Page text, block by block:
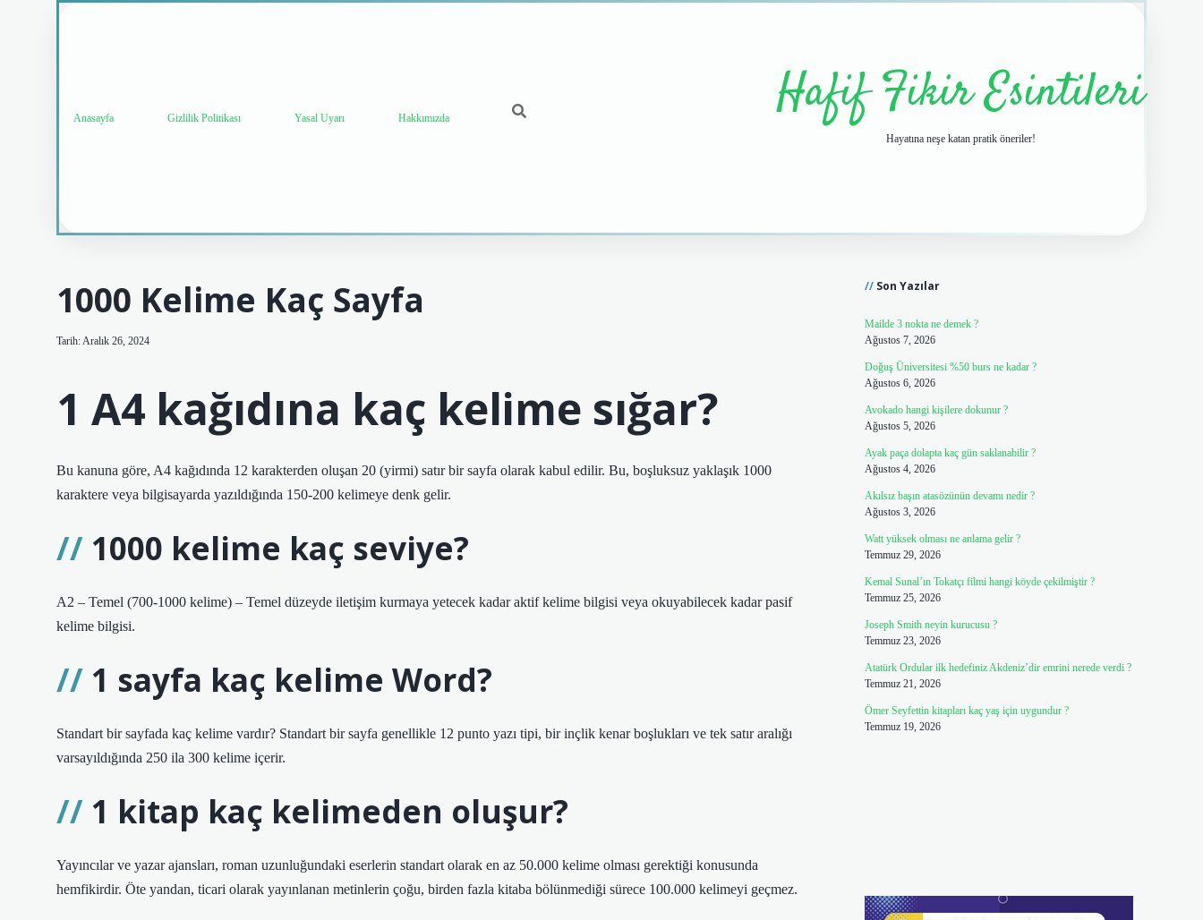
Anasayfa Gizlilik Politikası Yasal Uyarı Hakkımızda Hafif Fikir Esintileri
Hayatına neşe katan pratik öneriler!
1000 Kelime Kaç Sayfa
Tarih: Aralık 26, 2024
1 A4 kağıdına kaç kelime sığar?
Bu kanuna göre, A4 kağıdında 12 karakterden oluşan 20 (yirmi) satır bir sayfa olarak kabul edilir. Bu, boşluksuz yaklaşık 1000
karaktere veya bilgisayarda yazıldığında 150-200 kelimeye denk gelir.
1000 kelime kaç seviye?
A2 – Temel (700-1000 kelime) – Temel düzeyde iletişim kurmaya yetecek kadar aktif kelime bilgisi veya okuyabilecek kadar pasif
kelime bilgisi.
1 sayfa kaç kelime Word?
Standart bir sayfada kaç kelime vardır? Standart bir sayfa genellikle 12 punto yazı tipi, bir inçlik kenar boşlukları ve tek satır aralığı
varsayıldığında 250 ila 300 kelime içerir.
1 kitap kaç kelimeden oluşur?
Yayıncılar ve yazar ajansları, roman uzunluğundaki eserlerin standart olarak en az 50.000 kelime olması gerektiği konusunda
hemfikirdir. Öte yandan, ticari olarak yayınlanan metinlerin çoğu, birden fazla kitaba bölünmediği sürece 100.000 kelimeyi geçmez.
Son Yazılar
Mailde 3 nokta ne demek ?
Ağustos 7, 2026
Doğuş Üniversitesi %50 burs ne kadar ?
Ağustos 6, 2026
Avokado hangi kişilere dokunur ?
Ağustos 5, 2026
Ayak paça dolapta kaç gün saklanabilir ?
Ağustos 4, 2026
Akılsız başın atasözünün devamı nedir ?
Ağustos 3, 2026
Watt yüksek olması ne anlama gelir ?
Temmuz 29, 2026
Kemal Sunal’ın Tokatçı filmi hangi köyde çekilmiştir ?
Temmuz 25, 2026
Joseph Smith neyin kurucusu ?
Temmuz 23, 2026
Atatürk Ordular ilk hedefiniz Akdeniz’dir emrini nerede verdi ?
Temmuz 21, 2026
Ömer Seyfettin kitapları kaç yaş için uygundur ?
Temmuz 19, 2026